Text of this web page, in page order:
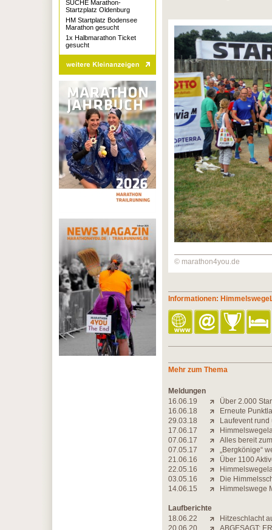
© marathon4you.de
Informationen:
Mehr zum Thema
Meldungen
16.06.19
Über 2.000
16.06.18
Erneute
29.03.18
Laufevent
17.06.17
07.06.17
Alles bereit
07.05.17
„Bergkönige“
21.06.16
Über 1100
22.05.16
03.05.16
Die
14.06.15
Himmelswege
Laufberichte
18.06.22
Hitzeschlacht
20.06.20
ABGESAGT:
SUCHE Marathon-
Startzplatz Oldenburg
HM Startplatz Bodensee
Marathon gesucht
1x Halbmarathon Ticket
gesucht